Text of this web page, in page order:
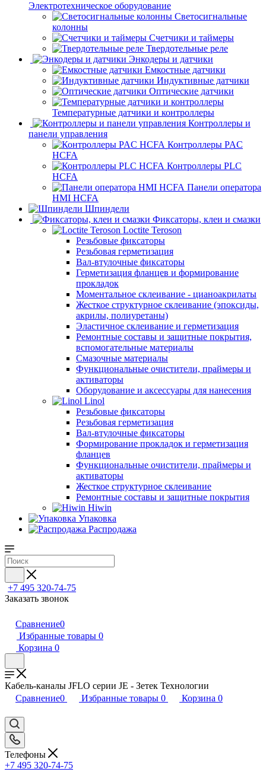
Электротехническое оборудование
Светосигнальные
колонны
Счетчики и таймеры
Твердотельные реле
Энкодеры и датчики
Емкостные датчики
Индуктивные датчики
Оптические датчики
Температурные датчики и контроллеры
Контроллеры и
панели управления
Контроллеры PAC
HCFA
Контроллеры PLC
HCFA
Панели оператора
HMI HCFA
Шпиндели
Фиксаторы, клеи и смазки
Loctite Teroson
Резьбовые фиксаторы
Резьбовая герметизация
Вал-втулочные фиксаторы
Герметизация фланцев и формирование
прокладок
Моментальное склеивание - цианоакрилаты
Жесткое структурное склеивание (эпоксиды,
акрилы, полиуретаны)
Эластичное склеивание и герметизация
Ремонтные составы и защитные покрытия,
вспомогательные материалы
Смазочные материалы
Функциональные очистители, праймеры и
активаторы
Оборудование и аксессуары для нанесения
Linol
Резьбовые фиксаторы
Резьбовая герметизация
Вал-втулочные фиксаторы
Формирование прокладок и герметизация
фланцев
Функциональные очистители, праймеры и
активаторы
Жесткое структурное склеивание
Ремонтные составы и защитные покрытия
Hiwin
Упаковка
Распродажа
+7 495 320-74-75
Заказать звонок
Сравнение0
Избранные товары 0
Корзина 0
Кабель-каналы JFLO серии JE - Зетек Технологии
Сравнение0 Избранные товары 0 Корзина 0
Телефоны
+7 495 320-74-75